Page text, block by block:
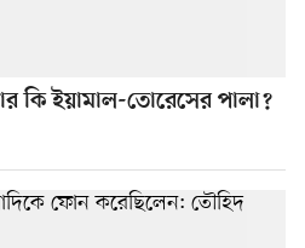
কি ইয়ামাল-তোরেসের পালা?